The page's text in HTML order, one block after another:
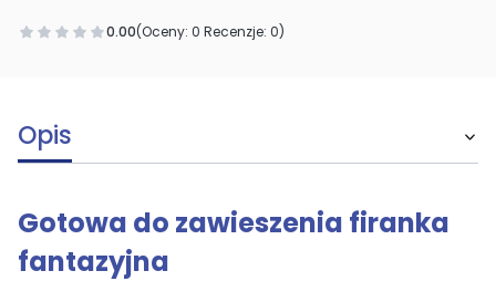
0.00(Oceny: 0 Recenzje: 0)
Opis
Gotowa do zawieszenia firanka
fantazyjna